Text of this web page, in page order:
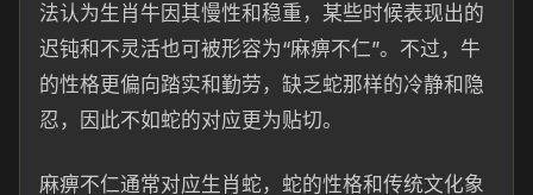
法认为生肖牛因其慢性和稳重，某些时候表现出的
迟钝和不灵活也可被形容为“麻痹不仁”。不过，牛
的性格更偏向踏实和勤劳，缺乏蛇那样的冷静和隐
忍，因此不如蛇的对应更为贴切。
麻痹不仁通常对应生肖蛇，蛇的性格和传统文化象